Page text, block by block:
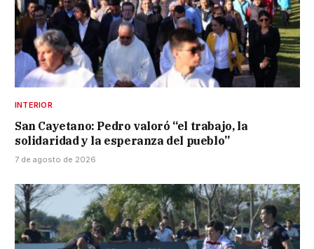
INTERIOR
San Cayetano: Pedro valoró “el trabajo, la
solidaridad y la esperanza del pueblo”
7 de agosto de 2026